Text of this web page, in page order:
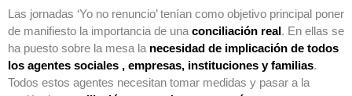
Las jornadas ‘Yo no renuncio’ tenían como objetivo principal poner
de manifiesto la importancia de una conciliación real. En ellas se
ha puesto sobre la mesa la necesidad de implicación de todos
los agentes sociales , empresas, instituciones y familias.
Todos estos agentes necesitan tomar medidas y pasar a la